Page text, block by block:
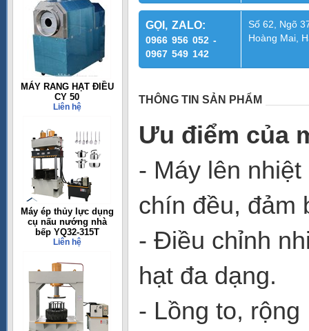
MÁY RANG HẠT ĐIỀU
CY 50
Liên hệ
Máy ép thủy lực dụng
cụ nấu nướng nhà
bếp YQ32-315T
Liên hệ
GỌI, ZALO:
0966 956 052 -
0967 549 142
Số 62, Ngõ
Hoàng Mai,
THÔNG TIN SẢN PHẨM
Ưu điểm của
- Máy lên
chín đều, đảm
- Điều chỉnh
hạt đa dạng.
- Lồng to,